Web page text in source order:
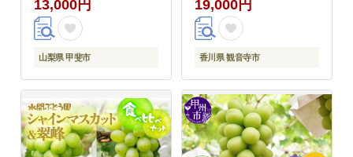
13,000円
山梨県 甲斐市
おいしい 高評価 採れた
て 産地厳選 大人気 産
直
19,000円
香川県 観音寺市